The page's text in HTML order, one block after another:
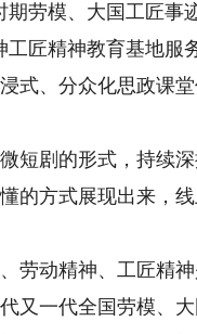
劳模、大国工匠事
匠精神教育基地服
式、分众化思政课
剧的形式，持续深
的方式展现出来，线
动精神、工匠精神
又一代全国劳模、